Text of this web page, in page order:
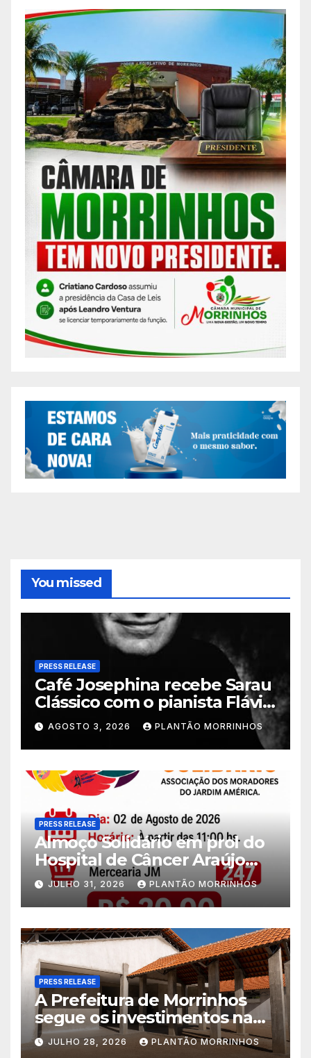
You missed
PRESS RELEASE
Café Josephina recebe Sarau
Clássico com o pianista Flávio
Varani nesta terça-feira
AGOSTO 3, 2026 PLANTÃO MORRINHOS
PRESS RELEASE
Almoço Solidário em prol do
Hospital de Câncer Araújo
Jorge é realizado no Jardim
América
JULHO 31, 2026 PLANTÃO MORRINHOS
PRESS RELEASE
A Prefeitura de Morrinhos
segue os investimentos na
educação. A obra da Escola
Municipal Eudóxio de
JULHO 28, 2026 PLANTÃO MORRINHOS